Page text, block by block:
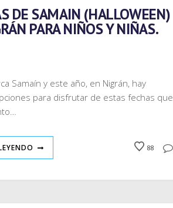
DE SAMAIN (HALLOWEEN)
PARA NIÑOS Y NIÑAS.
Samaín y este año, en Nigrán, hay
para disfrutar de estas fechas que
88